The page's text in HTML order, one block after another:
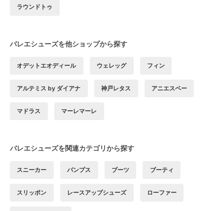
ラウンドトゥ
バレエシューズを他ショップから探す
オデットエオディール ウェレッグ フィン
アルテミス by ダイアナ 神戸レタス アニエスベー
マドラス マーレマーレ
バレエシューズを関連カテゴリから探す
スニーカー パンプス ブーツ ブーティ
スリッポン レースアップシューズ ローファー